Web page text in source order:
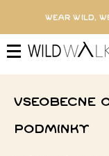
WEAR WILD,
VSEOBECNÉ
PODMÍNKY